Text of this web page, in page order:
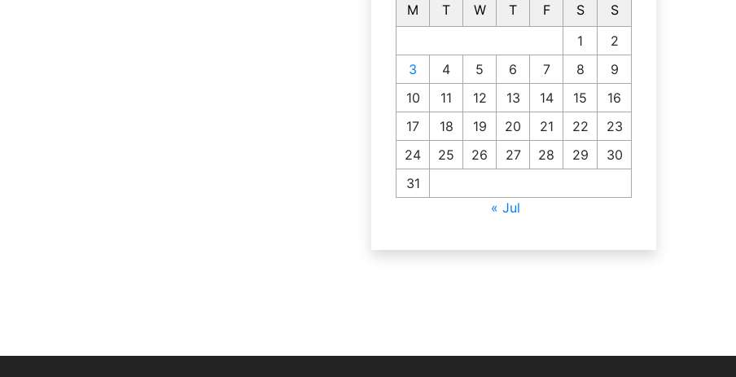
M T W T F S
S
1
2
3
4 5 6 7 8
9
10
11 12 13 14 15
16
17
18 19 20 21 22
23
24
25 26 27 28 29
30
31
« Jul